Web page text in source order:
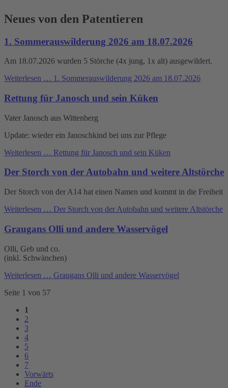
Neues von den Patentieren
1. Sommerauswilderung 2026 am 18.07.2026
Am 18.07.2026 wurden 5 Störche (4x jung, 1x alt) ausgewildert.
Weiterlesen … 1. Sommerauswilderung 2026 am 18.07.2026
Rettung für Janosch und sein Küken
Vater Janosch aus Wittenberg
Update: wieder ein Janoschkind bei uns zur Pflege
Weiterlesen … Rettung für Janosch und sein Küken
Der Storch von der Autobahn und weitere Altstörche
Der Storch von der A14 hat einen Namen und kommt in die Freiheit
Weiterlesen … Der Storch von der Autobahn und weitere Altstörche
Graugans Olli und andere Wasservögel
Olli, Geb und co.
(inkl. Schwänchen)
Weiterlesen … Graugans Olli und andere Wasservögel
Seite 1 von 57
1
2
3
4
5
6
7
Vorwärts
Ende